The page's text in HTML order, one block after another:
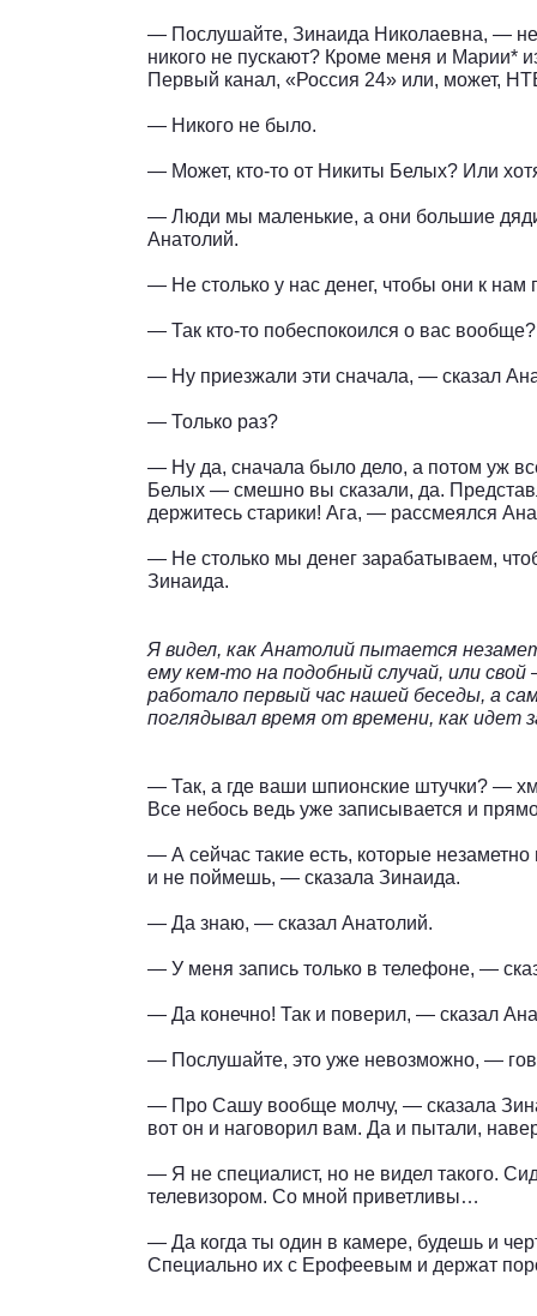
— Послушайте, Зинаида Николаевна, —
никого не пускают? Кроме меня и Марии*
Первый канал, «Россия 24» или, может,
— Никого не было.
— Может, кто-то от Никиты Белых? Или
— Люди мы маленькие, а они большие
Анатолий.
— Не столько у нас денег, чтобы они к
— Так кто-то побеспокоился о вас вообще?
— Ну приезжали эти сначала, — сказал
— Только раз?
— Ну да, сначала было дело, а потом уж
Белых — смешно вы сказали, да.
держитесь старики! Ага, — рассмеялся
— Не столько мы денег зарабатываем,
Зинаида.
Я видел, как Анатолий пытается
ему кем-то на подобный случай, или
работало первый час нашей беседы, а
поглядывал время от времени, как идет
— Так, а где ваши шпионские штучки? —
Все небось ведь уже записывается и
— А сейчас такие есть, которые незаметно
и не поймешь, — сказала Зинаида.
— Да знаю, — сказал Анатолий.
— У меня запись только в телефоне, —
— Да конечно! Так и поверил, — сказал
— Послушайте, это уже невозможно, —
— Про Сашу вообще молчу, — сказала
вот он и наговорил вам. Да и пытали,
— Я не специалист, но не видел такого.
телевизором. Со мной приветливы…
— Да когда ты один в камере, будешь и
Специально их с Ерофеевым и держат